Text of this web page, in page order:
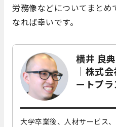
労務像などについてまとめ
なれば幸いです。
横井 良
｜株式
ートプ
大学卒業後、人材サービス